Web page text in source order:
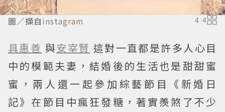
圖／擷自instagram 4/4
具惠善 與安宰賢 這對一直都是許多人心目
中的模範夫妻，結婚後的生活也是甜甜蜜
蜜，兩人還一起參加綜藝節目《新婚日
記》在節目中瘋狂發糖，著實羨煞了不少